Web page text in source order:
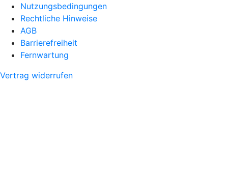
Nutzungsbedingungen
Rechtliche Hinweise
AGB
Barrierefreiheit
Fernwartung
Vertrag widerrufen